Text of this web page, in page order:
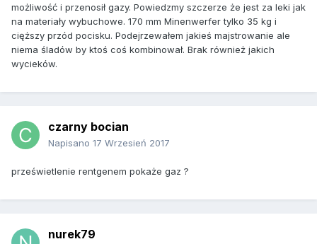
możliwość i przenosił gazy. Powiedzmy szczerze że jest za leki jak
na materiały wybuchowe. 170 mm Minenwerfer tylko 35 kg i
cięższy przód pocisku. Podejrzewałem jakieś majstrowanie ale
niema śladów by ktoś coś kombinował. Brak również jakich
wycieków.
czarny bocian
Napisano 17 Wrzesień 2017
prześwietlenie rentgenem pokaże gaz ?
nurek79